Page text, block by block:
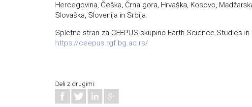
Hercegovina, Češka, Črna gora, Hrvaška, Kosovo,
Slovaška, Slovenija in Srbija.
Spletna stran za CEEPUS skupino Earth-Science Studies
https://ceepus.rgf.bg.ac.rs/
Deli z drugimi: